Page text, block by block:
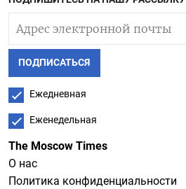
ПОДПИСАТЬСЯ
Ежедневная
Еженедельная
The Moscow Times
О нас
Политика конфиденциальности